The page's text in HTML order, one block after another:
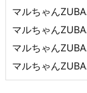
マルちゃん
マルちゃん
マルちゃん
マルちゃん